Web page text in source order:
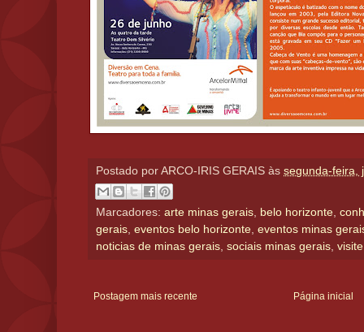
Postado por ARCO-IRIS GERAIS às segunda-feira,
Marcadores: arte minas gerais belo horizonte
gerais eventos belo horizonte eventos minas
noticias de minas gerais sociais minas gerais
Postagem mais recente Página inicial